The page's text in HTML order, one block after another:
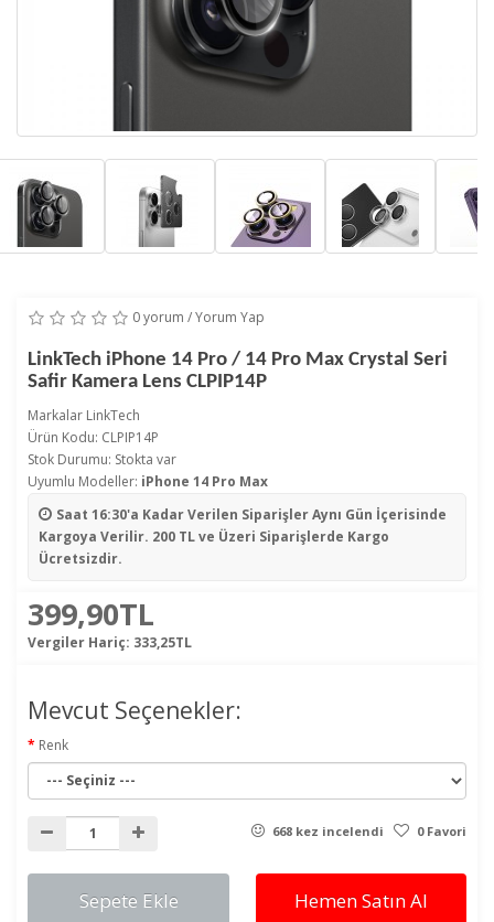
0 yorum /Yorum Yap
LinkTech iPhone 14 Pro / 14 Pro Max Crystal Seri
Safir Kamera Lens CLPIP14P
Markalar LinkTech
Ürün Kodu: CLPIP14P
Stok Durumu: Stokta var
Uyumlu Modeller: iPhone 14 Pro Max
Saat 16:30'a Kadar Verilen SiparişlerAynı Gün İçerisinde
Kargoya Verilir. 200 TL ve Üzeri Siparişlerde Kargo
Ücretsizdir.
399,90TL
Vergiler Hariç: 333,25TL
Mevcut Seçenekler:
Renk
668 kez incelendi 0 Favori
Sepete Ekle Hemen Satın Al